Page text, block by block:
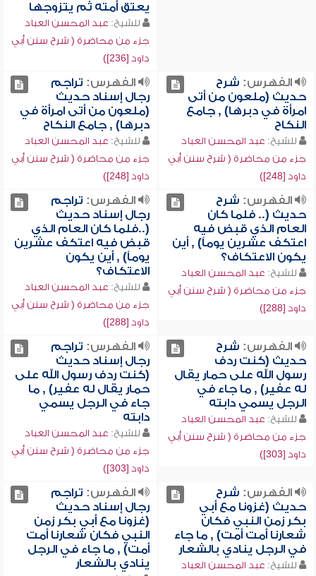
يعتق أمته ثم يتزوجها
للشيخ: عبد المحسن العباد
جزء من محاضرة ( شرح سنن أبي
داود [236])
الفهرس: شرح
حديث (ملعون من أتى
امرأة في دبرها) , جامع
النكاح
للشيخ: عبد المحسن العباد
جزء من محاضرة ( شرح سنن أبي
داود [248])
الفهرس: تراجم
رجال إسناد حديث
(ملعون من أتى امرأة في
دبرها) , جامع النكاح
للشيخ: عبد المحسن العباد
جزء من محاضرة ( شرح سنن أبي
داود [248])
الفهرس: شرح
حديث (.. فلما كان
العام الذي قبض فيه
اعتكف عشرين يوماً) , أين
يكون الاعتكاف؟
للشيخ: عبد المحسن العباد
جزء من محاضرة ( شرح سنن أبي
داود [288])
الفهرس: تراجم
رجال إسناد حديث
(..فلما كان العام الذي
قبض فيه اعتكف عشرين
يوماً) , أين يكون
الاعتكاف؟
للشيخ: عبد المحسن العباد
جزء من محاضرة ( شرح سنن أبي
داود [288])
الفهرس: شرح
حديث (كنت ردف
رسول الله على حمار يقال
له عفير) , ما جاء في
الرجل يسمي دابته
للشيخ: عبد المحسن العباد
جزء من محاضرة ( شرح سنن أبي
داود [303])
الفهرس: تراجم
رجال إسناد حديث
(كنت ردف رسول الله على
حمار يقال له عفير) , ما
جاء في الرجل يسمي
دابته
للشيخ: عبد المحسن العباد
جزء من محاضرة ( شرح سنن أبي
داود [303])
الفهرس: شرح
حديث (غزونا مع أبي
بكر زمن النبي فكان
شعارنا أمت أمت) , ما جاء
في الرجل ينادي بالشعار
للشيخ: عبد المحسن العباد
الفهرس: تراجم
رجال إسناد حديث
(غزونا مع أبي بكر زمن
النبي فكان شعارنا أمت
أمت) , ما جاء في الرجل
ينادي بالشعار